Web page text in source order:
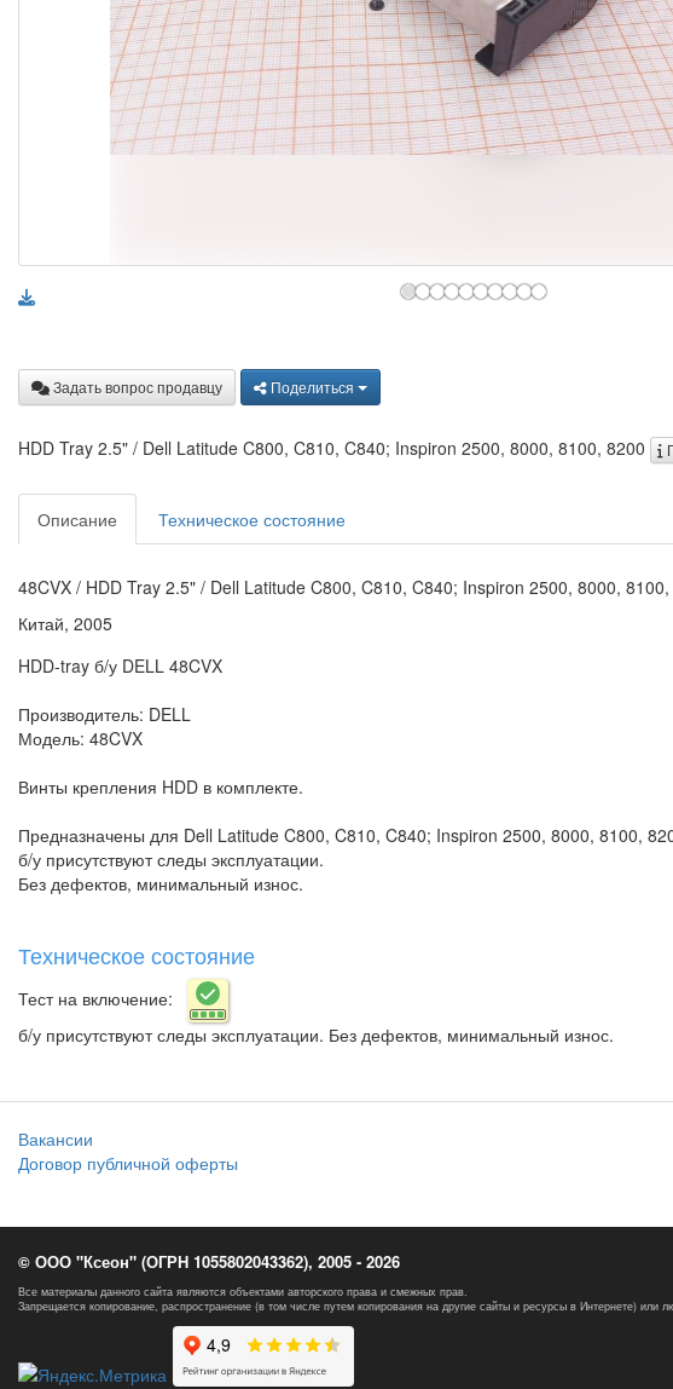
Задать вопрос продавцу Поделиться
HDD Tray 2.5" / Dell Latitude C800, C810, C840; Inspiron 2500, 8000, 8100, 8200
Описание Техническое состояние
48CVX / HDD Tray 2.5" / Dell Latitude C800, C810, C840; Inspiron 2500, 8000,
Китай, 2005
HDD-tray б/у DELL 48CVX
Производитель: DELL
Модель: 48CVX
Винты крепления HDD в комплекте.
Предназначены для Dell Latitude C800, C810, C840; Inspiron 2500, 8000, 8100,
б/у присутствуют следы эксплуатации.
Без дефектов, минимальный износ.
Техническое состояние
Тест на включение:
б/у присутствуют следы эксплуатации. Без дефектов, минимальный износ.
Вакансии
Договор публичной оферты
© ООО "Ксеон" (ОГРН 1055802043362), 2005 - 2026
Все материалы данного сайта являются объектами авторского права и смежных прав.
Запрещается копирование, распространение (в том числе путем копирования на другие сайты и ресурсы в Интернете) или